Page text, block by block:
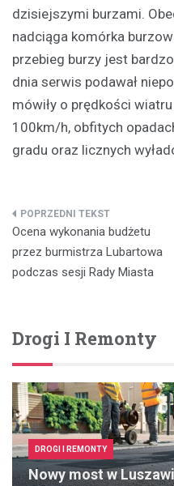
dzisiejszymi burzami.
nadciąga komórka
przebieg burzy jest
dnia serwis podawał
mówiły o prędkości
100km/h, obfitych
gradu oraz licznych
Nawigacja
wpisu
Ocena wykonania budżetu
przez burmistrza Lubartowa
podczas sesji Rady Miasta
Drogi I Remonty
DROGI I REMONTY
Nowy most w